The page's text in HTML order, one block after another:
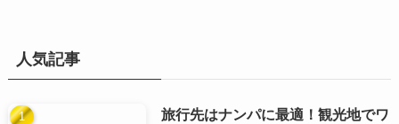
人気記事
旅行先はナンパに最適！観光地でワ